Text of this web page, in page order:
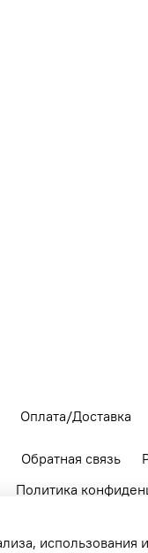
Оплата/Доставка
Обратная связь
Политика
использования